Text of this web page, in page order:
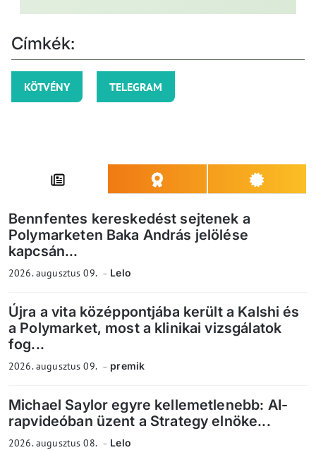
Címkék:
KÖTVÉNY TELEGRAM
Bennfentes kereskedést sejtenek a
Polymarketen Baka András jelölése
kapcsán...
2026. augusztus 09. Lelo
Újra a vita középpontjába került a Kalshi és
a Polymarket, most a klinikai vizsgálatok
fog...
2026. augusztus 09. premik
Michael Saylor egyre kellemetlenebb: AI-
rapvideóban üzent a Strategy elnöke...
2026. augusztus 08. Lelo